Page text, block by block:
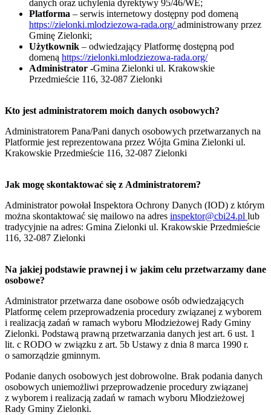
danych oraz uchylenia dyrektywy 95/46/WE;
Platforma – serwis internetowy dostępny pod domeną
https://zielonki.mlodziezowa-rada.org/administrowany przez
Gminę Zielonki;
Użytkownik – odwiedzający Platformę dostępną pod
domeną https://zielonki.mlodziezowa-rada.org/
Administrator -Gmina Zielonki ul. Krakowskie
Przedmieście 116, 32-087 Zielonki
Kto jest administratorem moich danych osobowych?
Administratorem Pana/Pani danych osobowych przetwarzanych na
Platformie jest reprezentowana przez Wójta Gmina Zielonki ul.
Krakowskie Przedmieście 116, 32-087 Zielonki
Jak mogę skontaktować się z Administratorem?
Administrator powołał Inspektora Ochrony Danych (IOD) z którym
można skontaktować się mailowo na adres inspektor@cbi24.pl lub
tradycyjnie na adres: Gmina Zielonki ul. Krakowskie Przedmieście
116, 32-087 Zielonki
Na jakiej podstawie prawnej i w jakim celu przetwarzamy dane
osobowe?
Administrator przetwarza dane osobowe osób odwiedzających
Platformę celem przeprowadzenia procedury związanej z wyborem
i realizacją zadań w ramach wyboru Młodzieżowej Rady Gminy
Zielonki. Podstawą prawną przetwarzania danych jest art. 6 ust. 1
lit. c RODO w związku z art. 5b Ustawy z dnia 8 marca 1990 r.
o samorządzie gminnym.
Podanie danych osobowych jest dobrowolne. Brak podania danych
osobowych uniemożliwi przeprowadzenie procedury związanej
z wyborem i realizacją zadań w ramach wyboru Młodzieżowej
Rady Gminy Zielonki.